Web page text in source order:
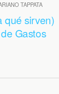
TAPPATA
qué sirven)
Gastos